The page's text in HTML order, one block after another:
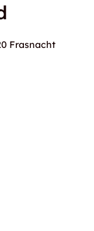
Frasnacht